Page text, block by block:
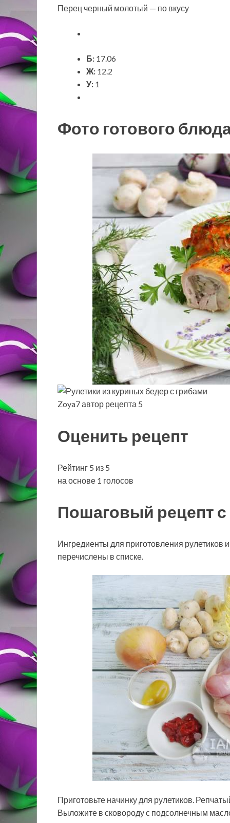
Перец черный молотый — по вкусу
Б: 17.06
Ж: 12.2
У: 1
Фото готового
Zoya7 автор рецепта 5
Оценить рецепт
Рейтинг 5 из 5
на основе 1 голосов
Пошаговый рецепт
Ингредиенты для приготовления рулетиков
перечислены в списке.
Приготовьте начинку для рулетиков.
Выложите в сковороду с подсолнечным